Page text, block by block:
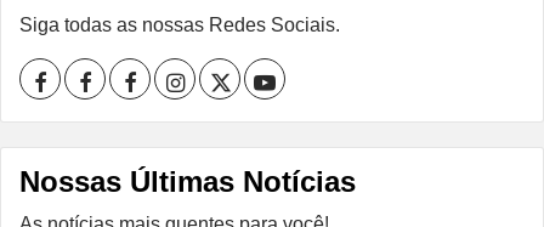
Siga todas as nossas Redes Sociais.
Facebook
Perfil
I
Perfil
II
Instagram
TwitterYoutube
Nossas Últimas Notícias